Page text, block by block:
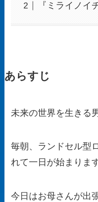
『ミライノイ
あらすじ
未来の世界を生きる
毎朝、ランドセル型
れて一日が始まります
今日はお母さんが出